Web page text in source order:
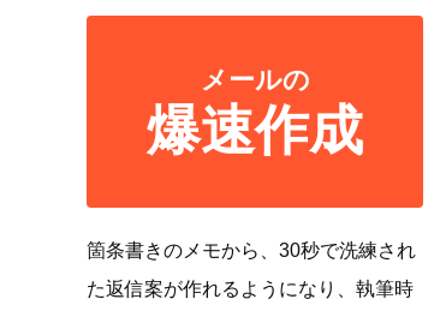
メールの
爆速作成
箇条書きのメモから、30秒で洗練され
た返信案が作れるようになり、執筆時